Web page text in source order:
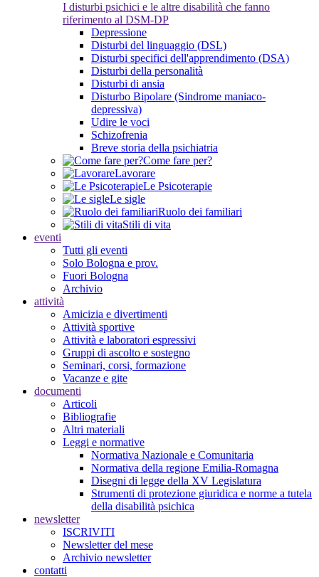
I disturbi psichici e le altre disabilità che fanno
riferimento al DSM-DP
Depressione
Disturbi del linguaggio (DSL)
Disturbi specifici dell'apprendimento (DSA)
Disturbi della personalità
Disturbi di ansia
Disturbo Bipolare (Sindrome maniaco-
depressiva)
Udire le voci
Schizofrenia
Breve storia della psichiatria
Come fare per?
Lavorare
Le Psicoterapie
Le sigle
Ruolo dei familiari
Stili di vita
eventi
Tutti gli eventi
Solo Bologna e prov.
Fuori Bologna
Archivio
attività
Amicizia e divertimenti
Attività sportive
Attività e laboratori espressivi
Gruppi di ascolto e sostegno
Seminari, corsi, formazione
Vacanze e gite
documenti
Articoli
Bibliografie
Altri materiali
Leggi e normative
Normativa Nazionale e Comunitaria
Normativa della regione Emilia-Romagna
Disegni di legge della XV Legislatura
Strumenti di protezione giuridica e norme a tutela
della disabilità psichica
newsletter
ISCRIVITI
Newsletter del mese
Archivio newsletter
contatti